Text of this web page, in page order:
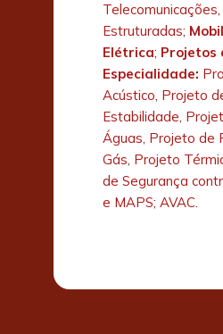
Telecomunicações,
Estruturadas;
Elétrica; Projetos
Especialidade:
Acústico, Projeto
Estabilidade,
Águas, Projeto de
Gás, Projeto
de Segurança
e MAPS; AVAC.